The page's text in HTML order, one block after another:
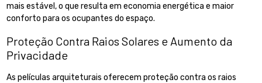
mais estável, o que resulta em economia energética e maior
conforto para os ocupantes do espaço.
Proteção Contra Raios Solares e Aumento da
Privacidade
As películas arquiteturais oferecem proteção contra os raios